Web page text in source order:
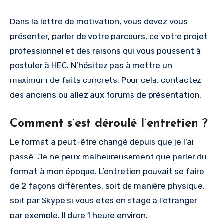
Dans la lettre de motivation, vous devez vous
présenter, parler de votre parcours, de votre projet
professionnel et des raisons qui vous poussent à
postuler à HEC. N’hésitez pas à mettre un
maximum de faits concrets. Pour cela, contactez
des anciens ou allez aux forums de présentation.
Comment s’est déroulé l’entretien ?
Le format a peut-être changé depuis que je l’ai
passé. Je ne peux malheureusement que parler du
format à mon époque. L’entretien pouvait se faire
de 2 façons différentes, soit de manière physique,
soit par Skype si vous êtes en stage à l’étranger
par exemple. Il dure 1 heure environ.